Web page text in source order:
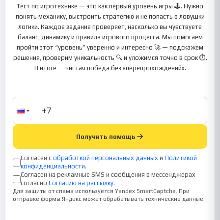
Тест по игротехнике — это как первый уровень игры 🕹️. Нужно
понять механику, выстроить стратегию и не попасть в ловушки
логики. Каждое задание проверяет, насколько вы чувствуете
баланс, динамику и правила игрового процесса. Мы помогаем
пройти этот “уровень” уверенно и интересно 🚀 — подскажем
решения, проверим уникальность 🔍 и уложимся точно в срок ⏱️.
В итоге — чистая победа без «перепрохождений».
Получить помощь
Согласен с обработкой персональных данных и Политикой
конфиденциальности.
Согласен на рекламные SMS и сообщения в мессенджерах
согласно Согласию на рассылку.
Для защиты от спама используется Yandex SmartCaptcha. При
отправке формы Яндекс может обрабатывать технические данные.